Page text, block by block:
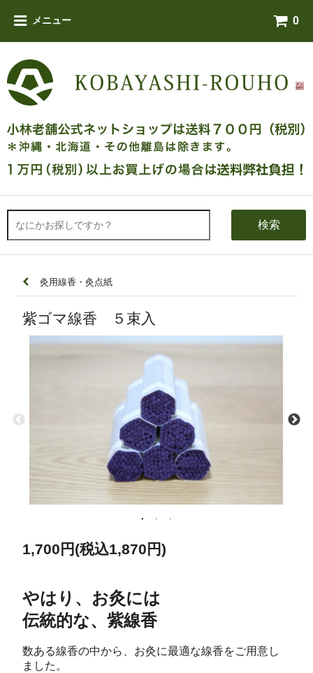
メニュー 0
検索
灸用線香・灸点紙
紫ゴマ線香 ５束入
1,700円(税込1,870円)
やはり、お灸には
伝統的な、紫線香
数ある線香の中から、お灸に最適な線香をご用意し
ました。